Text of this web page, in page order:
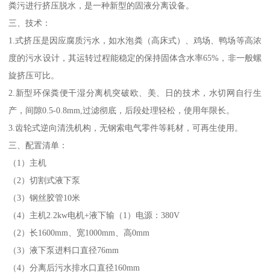
粪污进行挤压脱水，是一种新型的固液分离设备。
三、技术：
1.式挤压是因应腐质污水，如水泡粪（高床式）、鸡场、鸭场等高浓
度的污水设计，其运转过程能稳定的保持固体含水率65%，非一般螺
旋挤压可比。
2.新型环保粪便干湿分离机突破欧、美、日的技术，水切网自行生
产，间隙0.5-0.8mm,过滤彻底，后段处理轻松，使用年限长。
3.齿轮式逆向清洗机构，无钢索电气零件等耗材，可再生使用。
三、配置清单：
（1）主机
（2）切割式液下泵
（3）钢丝胶管10米
（4）主机2.2kw电机+液下输（1）电源：380V
（2）长1600mm、宽1000mm、高0mm
（3）液下泵进料口直径76mm
（4）分离后污水排水口直径160mm